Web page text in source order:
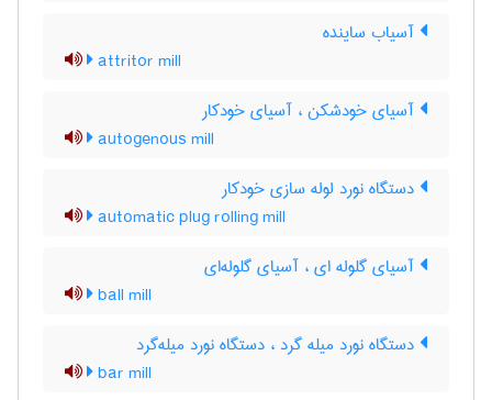
آسیاب ساینده
attritor mill
آسیای خودشکن ، آسیای خودکار
autogenous mill
دستگاه نورد لوله سازی خودکار
automatic plug rolling mill
آسیای گلوله ای ، آسیای گلوله‌ای
ball mill
دستگاه نورد میله گرد ، دستگاه نورد میله‌گرد
bar mill